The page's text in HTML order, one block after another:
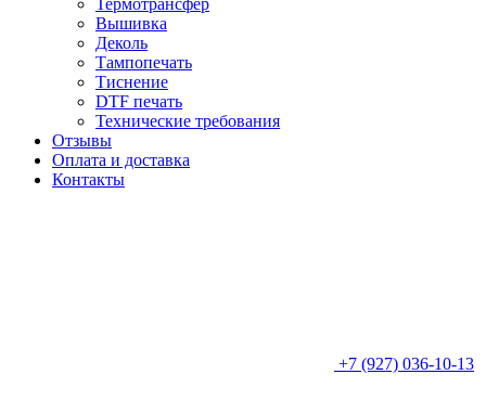
Термотрансфер
Вышивка
Деколь
Тампопечать
Тиснение
DTF печать
Технические требования
Отзывы
Оплата и доставка
Контакты
+7 (927) 036-10-13